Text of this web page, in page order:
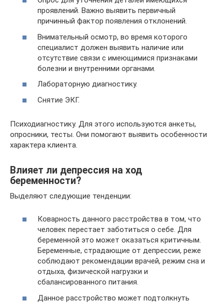
проявлений. Важно выявить первичный
причинный фактор появления отклонений.
Внимательный осмотр, во время которого
специалист должен выявить наличие или
отсутствие связи с имеющимися признаками
болезни и внутренними органами.
Лабораторную диагностику.
Снятие ЭКГ.
Психодиагностику. Для этого используются анкеты,
опросники, тесты. Они помогают выявить особенности
характера клиента.
Влияет ли депрессия на ход
беременности?
Выделяют следующие тенденции:
Коварность данного расстройства в том, что
человек перестает заботиться о себе. Для
беременной это может оказаться критичным.
Беременные, страдающие от депрессии, реже
соблюдают рекомендации врачей, режим сна и
отдыха, физической нагрузки и
сбалансированного питания.
Данное расстройство может подтолкнуть